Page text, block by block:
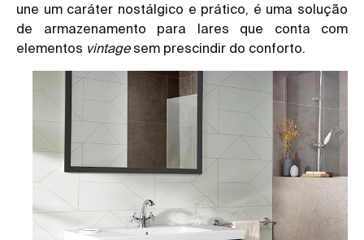
une um caráter nostálgico e prático, é uma solução
de armazenamento para lares que conta com
elementos vintagesem prescindir do conforto.